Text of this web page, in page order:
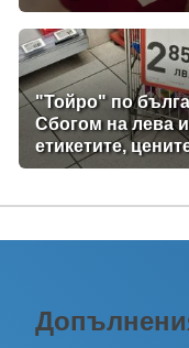
в Поморие
"Тойро" по
Сбогом на лева
етикетите,
ще са само в